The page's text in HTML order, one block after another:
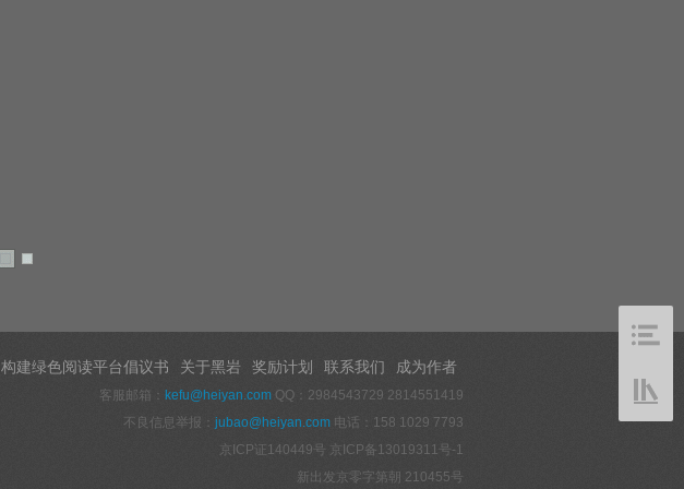
构建绿色阅读平台倡议书 关于黑岩 奖励计划 联系我们 成为作者
客服邮箱： kefu@heiyan.com QQ：2984543729 2814551419
不良信息举报： jubao@heiyan.com 电话：158 1029 7793
京ICP证140449号 京ICP备13019311号-1
新出发京零字第朝 210455号